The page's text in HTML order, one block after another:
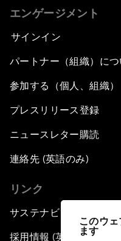
このウ
ます
エンゲージメント
サインイン
パートナー（組織）につ
参加する（個人、組織）
プレスリリース登録
ニュースレター購読
連絡先 (英語のみ)
リンク
サステナビリティへの取
採用情報 (英語のみ)